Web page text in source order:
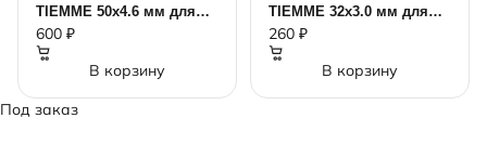
TIEMME 50х4.6 мм для
PEX и ПНД труб
600 ₽
В корзину
TIEMME 32x3.0 мм для
PEX и ПНД труб
260 ₽
В корзину
Под заказ